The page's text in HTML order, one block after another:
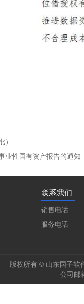
）
业性国有资产报告的通知
联系我们
销售电话
服务电话
版权所有 © 山东国子软
公司邮